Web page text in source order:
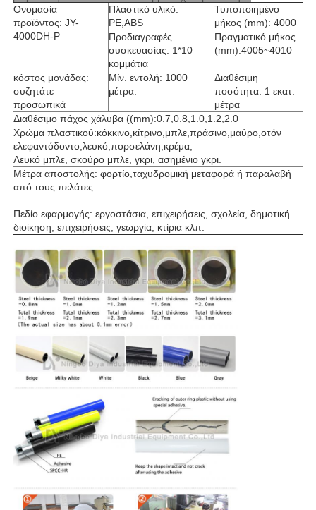
Ονομασία
προϊόντος: JY-
4000DH-P
Πλαστικό υλικό:
PE,ABS
Τυποποιημένο
μήκος (mm): 4000
Προδιαγραφές
συσκευασίας: 1*10
κομμάτια
Πραγματικό μήκος
(mm):4005~4010
κόστος μονάδας:
συζητάτε
προσωπικά
Μίν. εντολή: 1000
μέτρα.
Διαθέσιμη
ποσότητα: 1 εκατ.
μέτρα
Διαθέσιμο πάχος χάλυβα ((mm):0.7,0.8,1.0,1.2,2.0
Χρώμα πλαστικού:κόκκινο,κίτρινο,μπλε,πράσινο,μαύρο,οτόν
ελεφαντόδοντο,λευκό,πορσελάνη,κρέμα,
Λευκό μπλε, σκούρο μπλε, γκρι, ασημένιο γκρι.
Μέτρα αποστολής: φορτίο,ταχυδρομική μεταφορά ή παραλαβή
από τους πελάτες
Πεδίο εφαρμογής: εργοστάσια, επιχειρήσεις, σχολεία, δημοτική
διοίκηση, επιχειρήσεις, γεωργία, κτίρια κλπ.